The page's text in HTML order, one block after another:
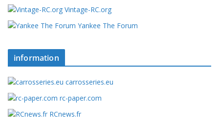
Vintage-RC.org
Yankee The Forum
information
carrosseries.eu
rc-paper.com
RCnews.fr